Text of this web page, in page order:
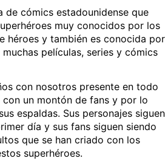
de cómics estadounidense que
muy conocidos por los
héroes y también es conocida por
películas, series y cómics
con nosotros presente en todo
un montón de fans y por lo
espaldas. Sus personajes siguen
día y sus fans siguen siendo
que se han criado con los
superhéroes.